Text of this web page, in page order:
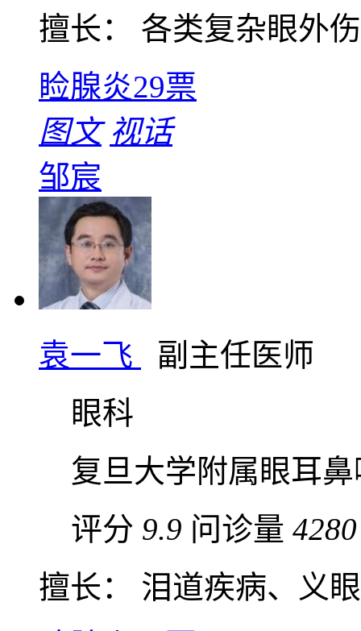
擅长： 各类复杂眼外
睑腺炎29票
图文 视话
邹宸
袁一飞
副主任医师
眼科
复旦大学附属眼耳
评分 9.9 问诊量 4280
擅长： 泪道疾病、义